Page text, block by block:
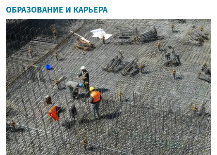
ОБРАЗОВАНИЕ И КАРЬЕРА